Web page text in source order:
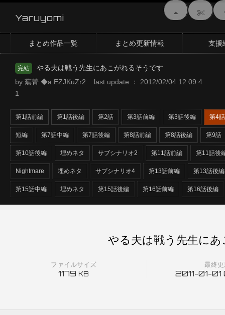
Yaruyomi
まとめ作品一覧 まとめ更新情報 支援
完結
やる夫は戦う先生にあこがれるそうです
by 蕪菁 ◆a.EZJKuZr2 last update ： 2012/02/04 12:09:4
1
第1話前編 第1話後編 第2話 第3話前編 第3話後編 第4話
短編 第7話中編 第7話後編 第8話前編 第8話後編 第9話
第10話後編 埋めネタ サブシナリオ2 第11話前編 第11話後
Nightmare 埋めネタ サブシナリオ4 第13話前編 第13話後編
第15話中編 埋めネタ 第15話後編 第16話前編 第16話後編
ファイルサイズ
1179 KB
最終
2011-01-
やる夫は戦う先生に